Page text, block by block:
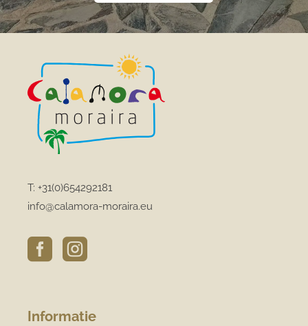
T:+31(0)654292181
info@calamora-moraira.eu
 
Informatie